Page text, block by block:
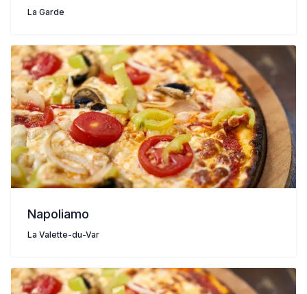
La Garde
Napoliamo
La Valette-du-Var